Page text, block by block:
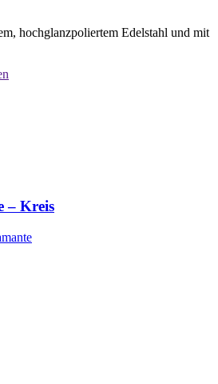
hochglanzpoliertem Edelstahl und mit
– Kreis